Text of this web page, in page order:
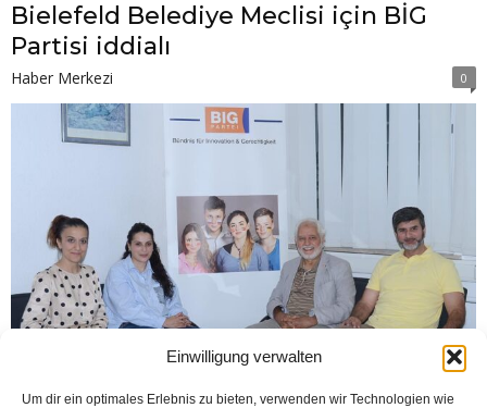
Einwilligung verwalten
Um dir ein optimales Erlebnis zu bieten, verwenden wir Technologien wie
Bielefeld Belediye Meclisi için BİG
Partisi iddialı
Haber Merkezi 0